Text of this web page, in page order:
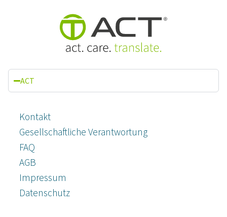
ACT
Kontakt
Gesellschaftliche Verantwortung
FAQ
AGB
Impressum
Datenschutz­